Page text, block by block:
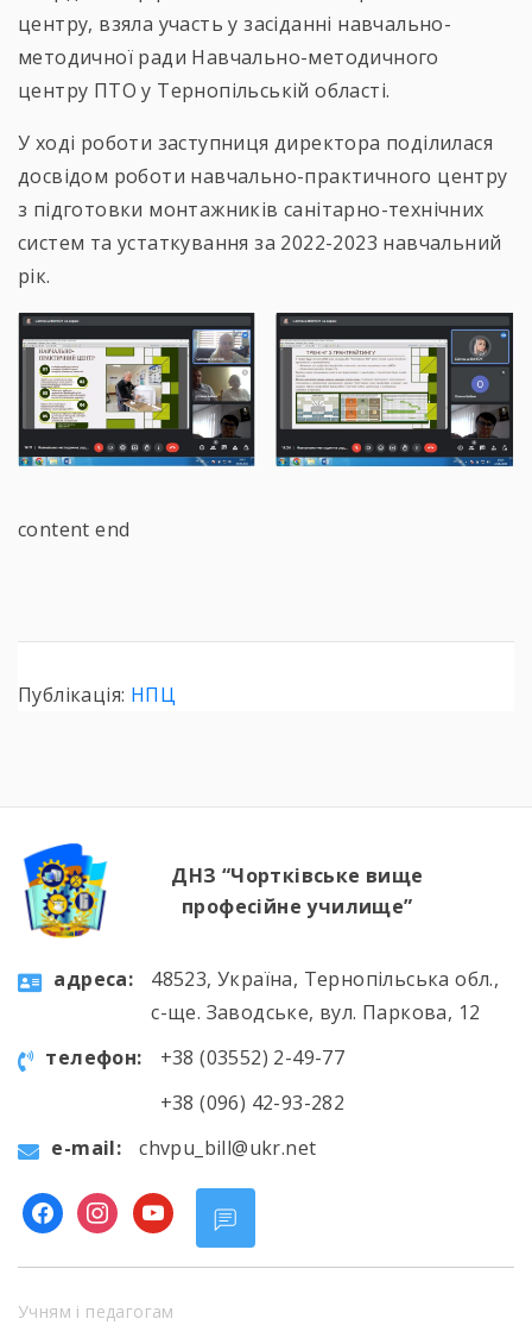
центру, взяла участь у засіданні навчально-
методичної ради Навчально-методичного
центру ПТО у Тернопільській області.
У ході роботи заступниця директора поділилася
досвідом роботи навчально-практичного центру
з підготовки монтажників санітарно-технічних
систем та устаткування за 2022-2023 навчальний
рік.
content end
Публікація: НПЦ
ДНЗ “Чортківське вище
професійне училище”
aдресa:
48523, Україна, Тернопільська обл.,
с-ще. Заводське, вул. Паркова, 12
телефон:
+38 (03552) 2-49-77
+38 (096) 42-93-282
e-mail:
chvpu_bill@ukr.net
facebookinstagram
youtube
Учням і педагогам